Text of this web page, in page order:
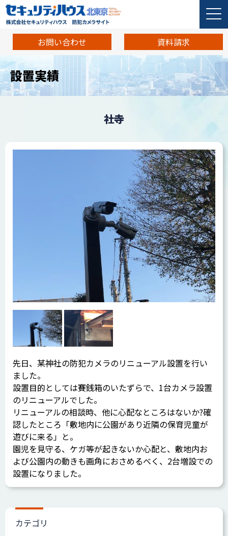
お問い合わせ 資料請求
設置実績
社寺
先日、某神社の防犯カメラのリニューアル設置を行い
ました。
設置目的としては賽銭箱のいたずらで、1台カメラ設置
のリニューアルでした。
リニューアルの相談時、他に心配なところはないか?確
認したところ「敷地内に公園があり近隣の保育児童が
遊びに来る」と。
園児を見守る、ケガ等が起きないか心配と、敷地内お
よび公園内の動きも画角におさめるべく、2台増設での
設置になりました。
カテゴリ